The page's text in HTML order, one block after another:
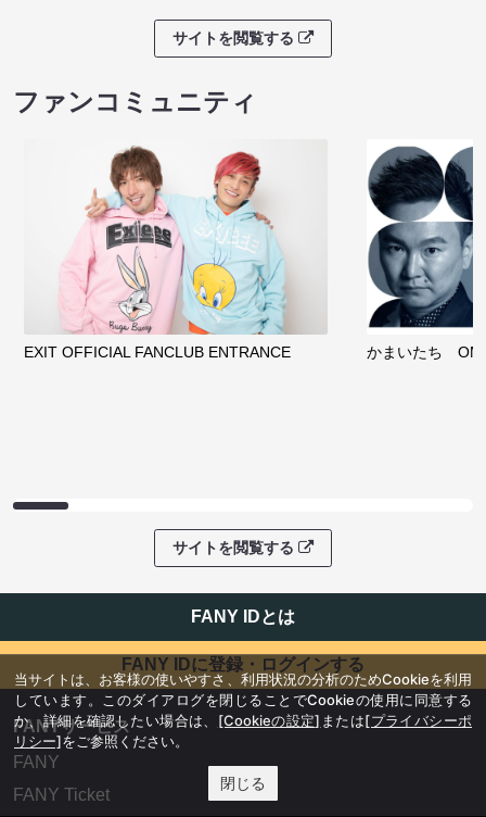
サイトを閲覧する
ファンコミュニティ
EXIT OFFICIAL FANCLUB ENTRANCE かまいたち
サイトを閲覧する
FANY IDとは
FANY IDに登録・ログインする
FANYサービス
FANY
FANY Ticket
当サイトは、お客様の使いやすさ、利用状況の分析のためCookieを利用
しています。このダイアログを閉じることでCookieの使用に同意する
か、詳細を確認したい場合は、 [Cookieの設定] または[プライバシーポ
リシー]をご参照ください。
閉じる